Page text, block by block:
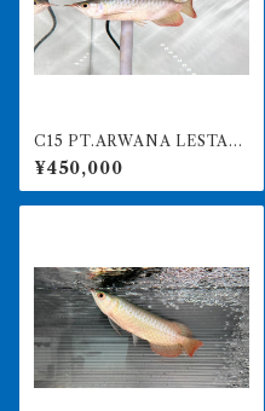
C15 PT.ARWANA LESTARI
最高峰紅龍 アブソリュート
レッド 18㎝前後 260-005
141アグスファーム
¥450,000